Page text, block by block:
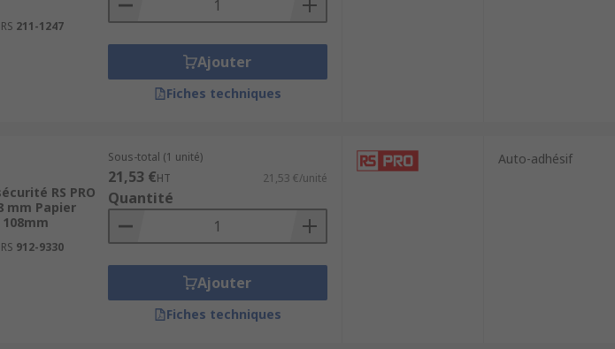
211-1247
Ajouter
Fiches techniques
RS PRO
mm Papier
912-9330
Sous-total (1 unité)
21,53 €HT 21,53 €/unité
Quantité
Ajouter
Fiches techniques
Auto-adhésif